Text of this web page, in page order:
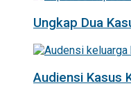
Ungkap Dua
Audiensi Kasus